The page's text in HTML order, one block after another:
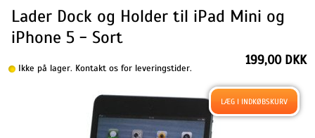
Lader Dock og Holder til iPad Mini og
iPhone 5 - Sort
Ikke på lager. Kontakt os for leveringstider.
199,00 DKK